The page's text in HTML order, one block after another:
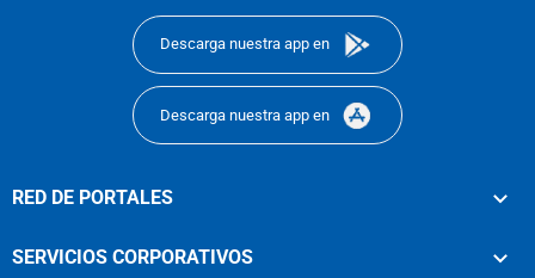
Descarga nuestra app en
Descarga nuestra app en
RED DE PORTALES
SERVICIOS CORPORATIVOS